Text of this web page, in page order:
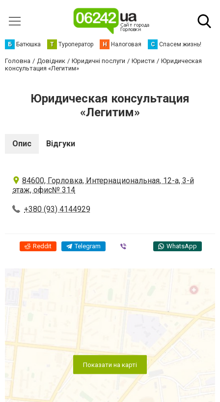
Б Батюшка Т Туроператор Н Налоговая С Спасем жизнь!
Головна Довідник Юридичні послуги Юристи
Юридическая
консультация «Легитим»
Юридическая консультация
«Легитим»
Опис Відгуки
84600, Горловка, Интернациональная, 12-а, 3-й
этаж, офис№ 314
+380 (93) 4144929
Reddit Telegram WhatsApp
Показати на карті